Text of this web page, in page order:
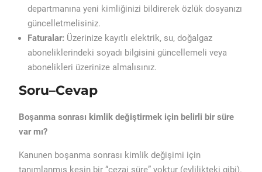
departmanına yeni kimliğinizi bildirerek özlük dosyanızı
güncelletmelisiniz.
Faturalar: Üzerinize kayıtlı elektrik, su, doğalgaz
aboneliklerindeki soyadı bilgisini güncellemeli veya
abonelikleri üzerinize almalısınız.
Soru–Cevap
Boşanma sonrası kimlik değiştirmek için belirli bir süre
var mı?
Kanunen boşanma sonrası kimlik değişimi için
tanımlanmış kesin bir “cezai süre” yoktur (evlilikteki gibi).